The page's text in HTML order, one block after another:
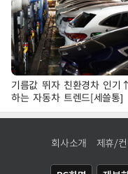
기름값 뛰자 친환경차 인
하는 자동차 트렌드[세쓸통]
회사소개 제휴/